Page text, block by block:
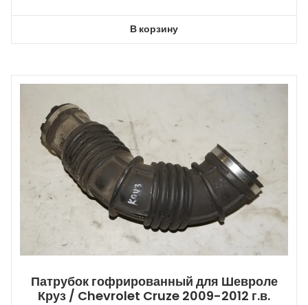
В корзину
Патрубок гофрированный для Шевроле
Круз / Chevrolet Cruze 2009-2012 г.в.